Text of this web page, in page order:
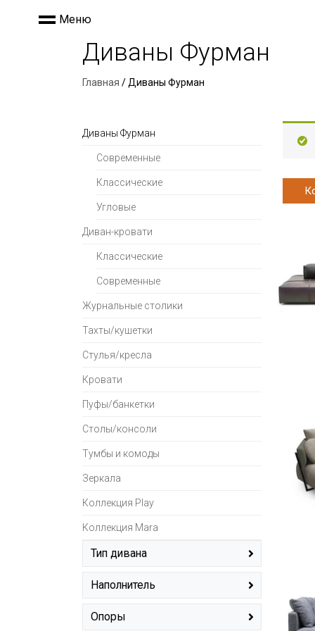
Меню
Диваны Фурман
Главная / Диваны Фурман
Диваны Фурман
Современные
Классические
Угловые
Диван-кровати
Классические
Современные
Журнальные столики
Тахты/кушетки
Стулья/кресла
Кровати
Пуфы/банкетки
Столы/консоли
Тумбы и комоды
Зеркала
Коллекция Play
Коллекция Mara
Тип дивана
прямой
Наполнитель
Опоры